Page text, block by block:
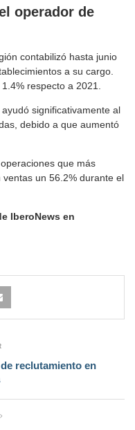
operador de
contabilizó hasta junio
a su cargo.
respecto a 2021.
significativamente al
debido a que aumentó
que más
un 56.2% durante el
IberoNews en
reclutamiento en